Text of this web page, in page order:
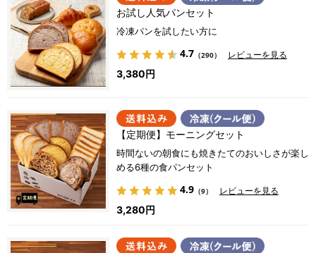
お試し人気パンセット
冷凍パンを試したい方に
4.7 （290）
レビューを見る
3,380円
【定期便】モーニングセット
時間ないの朝食にも焼きたてのおいしさが楽し
める6種の食パンセット
4.9 （9）
レビューを見る
3,280円